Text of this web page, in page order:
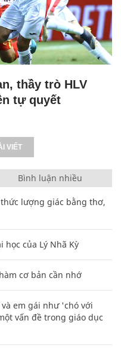
thầy trò HLV
tự quyết
VIẾT
Bình luận nhiều
lượng giác bằng thơ,
của Lý Nhã Kỳ
cơ bản cần nhớ
em gái như 'chó với
vấn đề trong giáo dục